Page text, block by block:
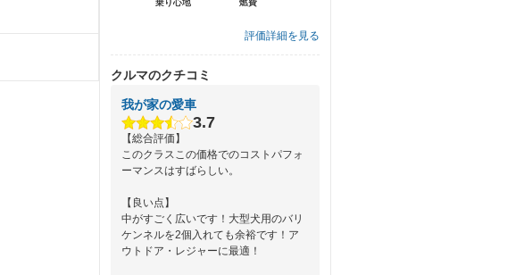
燃費
乗り心地 燃費
乗り心地
評価詳細を見る
クルマのクチコミ
我が家の愛車
3.7
【総合評価】
このクラスこの価格でのコストパフォ
ーマンスはすばらしい。
【良い点】
中がすごく広いです！大型犬用のバリ
ケンネルを2個入れても余裕です！ア
ウトドア・レジャーに最適！